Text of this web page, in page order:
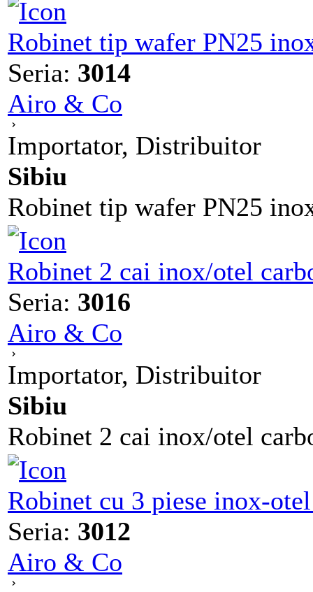
Robinet tip wafer PN25
Seria: 3014
Airo & Co
Importator, Distribuitor
Sibiu
Robinet tip wafer PN25
Robinet 2 cai inox/otel
Seria: 3016
Airo & Co
Importator, Distribuitor
Sibiu
Robinet 2 cai inox/otel
Robinet cu 3 piese inox-
Seria: 3012
Airo & Co